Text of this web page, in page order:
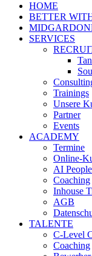
HOME
BETTER
SERVICES
Trainings
Unsere
Partner
Events
ACADEMY
Termine
Online-
AI
Coaching
Inhouse
AGB
TALENTE
C-Level
Coaching